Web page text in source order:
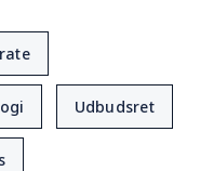
Udbudsret